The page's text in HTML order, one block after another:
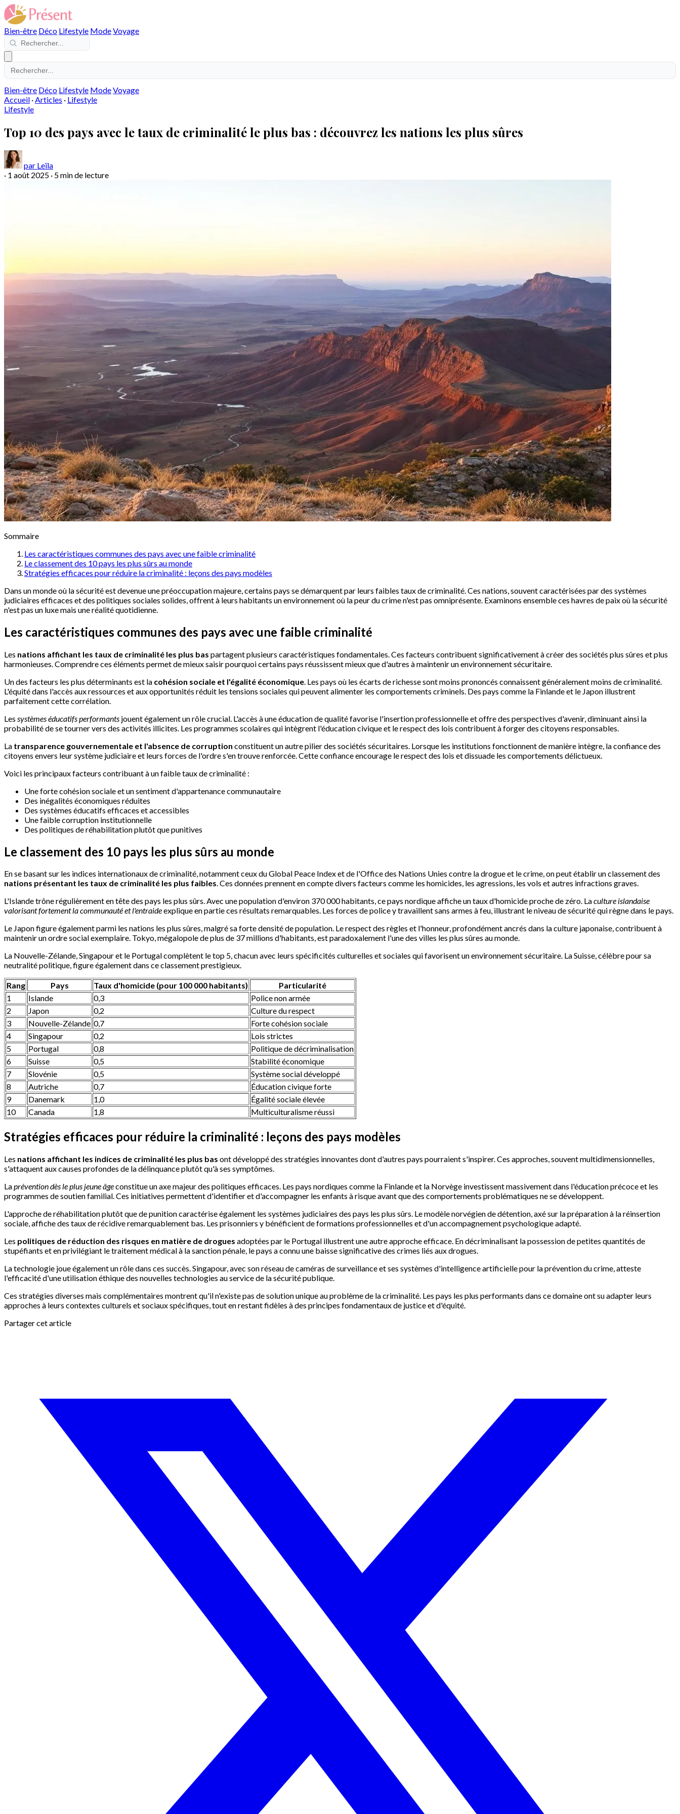
Bien-être Déco Lifestyle ModeVoyage
Bien-être Déco Lifestyle ModeVoyage
Accueil ·Articles · Lifestyle
Lifestyle
Top 10 des pays avec le taux de criminalité le plus bas : découvrez les nations les plus sûres
par Leïla
· 1 août 2025 · 5 min de lecture
Sommaire
Les caractéristiques communes des pays avec une faible criminalité
Le classement des 10 pays les plus sûrs au monde
Stratégies efficaces pour réduire la criminalité : leçons des pays modèles
Dans un monde où la sécurité est devenue une préoccupation majeure, certains pays se démarquent par leurs faibles taux de criminalité. Ces nations, souvent caractérisées par des systèmes
judiciaires efficaces et des politiques sociales solides, offrent à leurs habitants un environnement où la peur du crime n'est pas omniprésente. Examinons ensemble ces havres de paix où la sécurité
n'est pas un luxe mais une réalité quotidienne.
Les caractéristiques communes des pays avec une faible criminalité
Les nations affichant les taux de criminalité les plus bas partagent plusieurs caractéristiques fondamentales. Ces facteurs contribuent significativement à créer des sociétés plus sûres et plus
harmonieuses. Comprendre ces éléments permet de mieux saisir pourquoi certains pays réussissent mieux que d'autres à maintenir un environnement sécuritaire.
Un des facteurs les plus déterminants est la cohésion sociale et l'égalité économique . Les pays où les écarts de richesse sont moins prononcés connaissent généralement moins de criminalité.
L'équité dans l'accès aux ressources et aux opportunités réduit les tensions sociales qui peuvent alimenter les comportements criminels. Des pays comme la Finlande et le Japon illustrent
parfaitement cette corrélation.
Les systèmes éducatifs performants jouent également un rôle crucial. L'accès à une éducation de qualité favorise l'insertion professionnelle et offre des perspectives d'avenir, diminuant ainsi la
probabilité de se tourner vers des activités illicites. Les programmes scolaires qui intègrent l'éducation civique et le respect des lois contribuent à forger des citoyens responsables.
La transparence gouvernementale et l'absence de corruption constituent un autre pilier des sociétés sécuritaires. Lorsque les institutions fonctionnent de manière intègre, la confiance des
citoyens envers leur système judiciaire et leurs forces de l'ordre s'en trouve renforcée. Cette confiance encourage le respect des lois et dissuade les comportements délictueux.
Voici les principaux facteurs contribuant à un faible taux de criminalité :
Une forte cohésion sociale et un sentiment d'appartenance communautaire
Des inégalités économiques réduites
Des systèmes éducatifs efficaces et accessibles
Une faible corruption institutionnelle
Des politiques de réhabilitation plutôt que punitives
Le classement des 10 pays les plus sûrs au monde
En se basant sur les indices internationaux de criminalité, notamment ceux du Global Peace Index et de l'Office des Nations Unies contre la drogue et le crime, on peut établir un classement des
nations présentant les taux de criminalité les plus faibles. Ces données prennent en compte divers facteurs comme les homicides, les agressions, les vols et autres infractions graves.
L'Islande trône régulièrement en tête des pays les plus sûrs. Avec une population d'environ 370 000 habitants, ce pays nordique affiche un taux d'homicide proche de zéro. Laculture islandaise
valorisant fortement la communauté et l'entraideexplique en partie ces résultats remarquables. Les forces de police y travaillent sans armes à feu, illustrant le niveau de sécurité qui règne dans le pays.
Le Japon figure également parmi les nations les plus sûres, malgré sa forte densité de population. Le respect des règles et l'honneur, profondément ancrés dans la culture japonaise, contribuent à
maintenir un ordre social exemplaire. Tokyo, mégalopole de plus de 37 millions d'habitants, est paradoxalement l'une des villes les plus sûres au monde.
La Nouvelle-Zélande, Singapour et le Portugal complètent le top 5, chacun avec leurs spécificités culturelles et sociales qui favorisent un environnement sécuritaire. La Suisse, célèbre pour sa
neutralité politique, figure également dans ce classement prestigieux.
Rang Pays Taux d'homicide (pour 100 000 habitants)
Particularité
1
Islande 0,3
Police non armée
2
Japon 0,2
Culture du respect
3
Nouvelle-Zélande 0,7
Forte cohésion sociale
4
Singapour 0,2
Lois strictes
5
Portugal 0,8
Politique de décriminalisation
6
Suisse 0,5
Stabilité économique
7
Slovénie 0,5
Système social développé
8
Autriche 0,7
Éducation civique forte
9
Danemark 1,0
Égalité sociale élevée
10
Canada 1,8 Multiculturalisme réussi
Stratégies efficaces pour réduire la criminalité : leçons des pays modèles
Les nations affichant les indices de criminalité les plus bas ont développé des stratégies innovantes dont d'autres pays pourraient s'inspirer. Ces approches, souvent multidimensionnelles,
s'attaquent aux causes profondes de la délinquance plutôt qu'à ses symptômes.
Laprévention dès le plus jeune âgeconstitue un axe majeur des politiques efficaces. Les pays nordiques comme la Finlande et la Norvège investissent massivement dans l'éducation précoce et les
programmes de soutien familial. Ces initiatives permettent d'identifier et d'accompagner les enfants à risque avant que des comportements problématiques ne se développent.
L'approche de réhabilitation plutôt que de punition caractérise également les systèmes judiciaires des pays les plus sûrs. Le modèle norvégien de détention, axé sur la préparation à la réinsertion
sociale, affiche des taux de récidive remarquablement bas. Les prisonniers y bénéficient de formations professionnelles et d'un accompagnement psychologique adapté.
Les politiques de réduction des risques en matière de drogues adoptées par le Portugal illustrent une autre approche efficace. En décriminalisant la possession de petites quantités de
stupéfiants et en privilégiant le traitement médical à la sanction pénale, le pays a connu une baisse significative des crimes liés aux drogues.
La technologie joue également un rôle dans ces succès. Singapour, avec son réseau de caméras de surveillance et ses systèmes d'intelligence artificielle pour la prévention du crime, atteste
l'efficacité d'une utilisation éthique des nouvelles technologies au service de la sécurité publique.
Ces stratégies diverses mais complémentaires montrent qu'il n'existe pas de solution unique au problème de la criminalité. Les pays les plus performants dans ce domaine ont su adapter leurs
approches à leurs contextes culturels et sociaux spécifiques, tout en restant fidèles à des principes fondamentaux de justice et d'équité.
Partager cet article